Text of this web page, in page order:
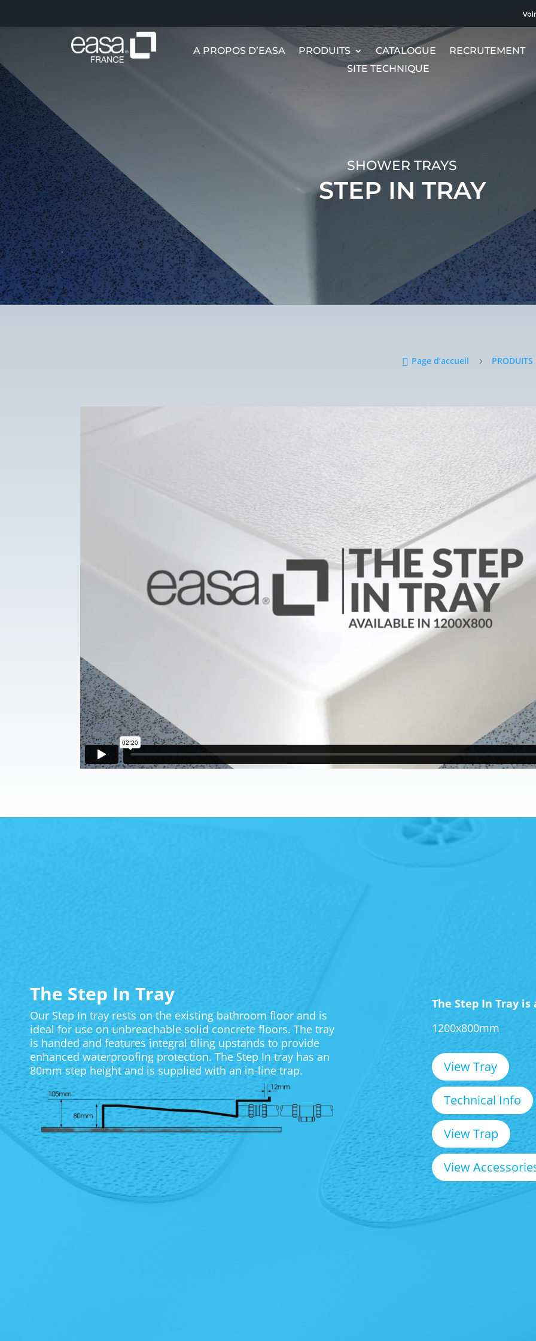
A PROPOS D’EASA PRODUITS CATALOGUE
RECRUTEMENT
SITE TECHNIQUE
SHOWER TRAYS
STEP IN TRAY
 Page d’accueil 5 PRODUITS
The Step In Tray
Our Step In tray rests on the existing bathroom floor and is
ideal for use on unbreachable solid concrete floors. The tray
is handed and features integral tiling upstands to provide
enhanced waterproofing protection. The Step In tray has an
80mm step height and is supplied with an in-line trap.
The Step In Tray
1200x800mm
View Tray
Technical Info
View Trap
View